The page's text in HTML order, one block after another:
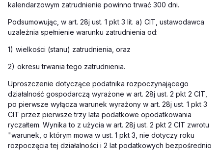
kalendarzowym zatrudnienie powinno trwać 300 dni.
Podsumowując, w art. 28j ust. 1 pkt 3 lit. a) CIT, ustawodawca
uzależnia spełnienie warunku zatrudnienia od:
1) wielkości (stanu) zatrudnienia, oraz
2) okresu trwania tego zatrudnienia.
Uproszczenie dotyczące podatnika rozpoczynającego
działalność gospodarczą wyrażone w art. 28j ust. 2 pkt 2 CIT,
po pierwsze wyłącza warunek wyrażony w art. 28j ust. 1 pkt 3
CIT przez pierwsze trzy lata podatkowe opodatkowania
ryczałtem. Wynika to z użycia w art. 28j ust. 2 pkt 2 CIT zwrotu
"warunek, o którym mowa w ust. 1 pkt 3, nie dotyczy roku
rozpoczęcia tej działalności i 2 lat podatkowych bezpośrednio